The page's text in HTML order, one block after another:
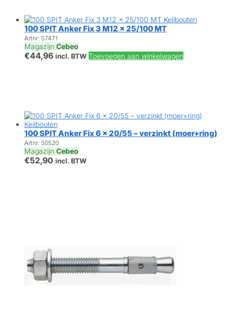
100 SPIT Anker Fix 3 M12 x 25/100 MT
Artnr: 57471
Magazijn Cebeo
€44,96 incl. BTW Toevoegen aan winkelwagen
100 SPIT Anker Fix 6 x 20/55 – verzinkt (moer+ring)
Artnr: 50520
Magazijn Cebeo
€52,90 incl. BTW